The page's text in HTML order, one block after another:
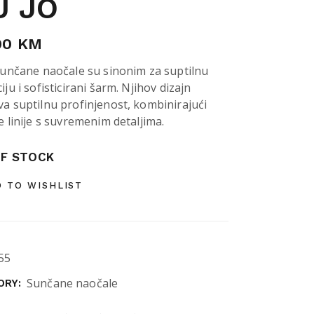
JO
KM
naočale su sinonim za suptilnu
i sofisticirani šarm. Njihov dizajn
suptilnu profinjenost, kombinirajući
linije s suvremenim detaljima.
STOCK
TO WISHLIST
Sunčane naočale